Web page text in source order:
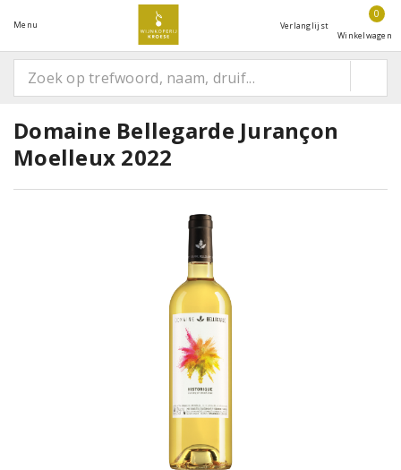
Menu Verlanglijst
0
Winkelwagen
Domaine Bellegarde Jurançon
Moelleux 2022